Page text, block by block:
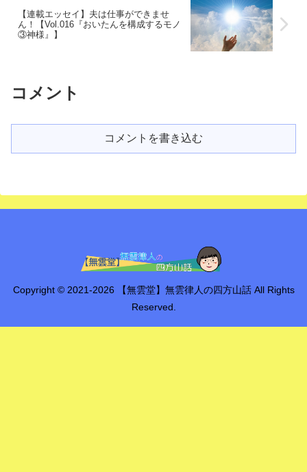
【連載エッセイ】夫は仕事ができませ
ん！【Vol.016『おいたんを構成するモノ
③神様』】
コメント
コメントを書き込む
Copyright © 2021-2026 【無雲堂】無雲律人の四方山話 All Rights
Reserved.